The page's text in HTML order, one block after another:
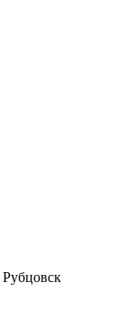
Рубцовск